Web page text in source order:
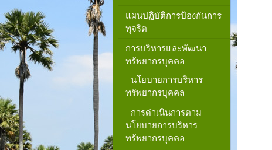
แผนปฏิบัติการป้องกันการ
ทุจริต
การบริหารและพัฒนา
ทรัพยากรบุคคล
นโยบายการบริหาร
ทรัพยากรบุคคล
การดำเนินการตาม
นโยบายการบริหาร
ทรัพยากรบุคคล